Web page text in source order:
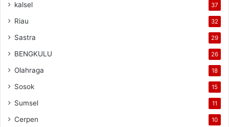
kalsel 37
Riau 32
Sastra 29
BENGKULU 26
Olahraga 18
Sosok 15
Sumsel 11
Cerpen 10